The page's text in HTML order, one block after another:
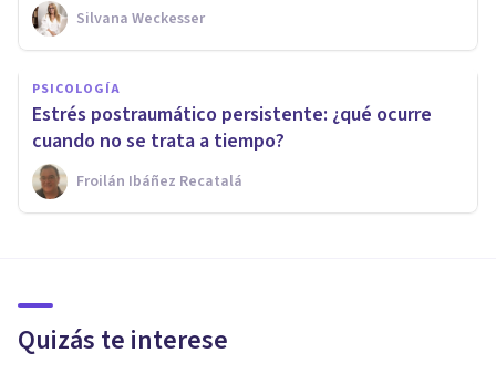
Silvana Weckesser
PSICOLOGÍA
Estrés postraumático persistente: ¿qué ocurre
cuando no se trata a tiempo?
Froilán Ibáñez Recatalá
Quizás te interese